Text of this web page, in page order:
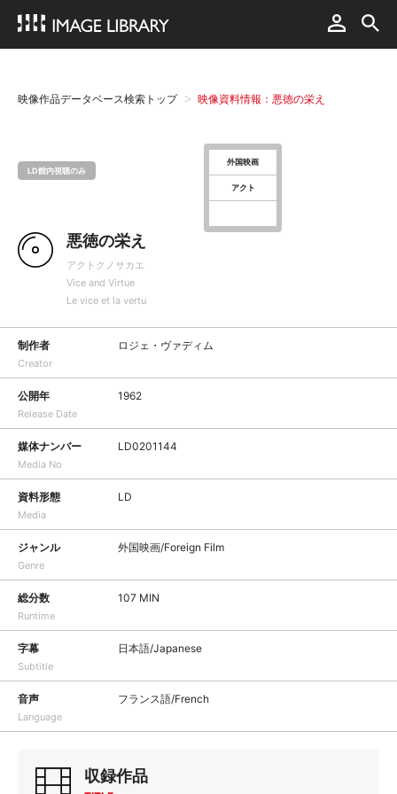
映像作品データベース検索トップ 映像資料情報：悪徳の栄え
LD館内視聴のみ
外国映画
アクト
悪徳の栄え
アクトクノサカエ
Vice and Virtue
Le vice et la vertu
制作者
Creator
ロジェ・ヴァディム
公開年
Release Date
1962
媒体ナンバー
Media No
LD0201144
資料形態
Media
LD
ジャンル
Genre
外国映画/Foreign Film
総分数
Runtime
107 MIN
字幕
Subtitle
日本語/Japanese
音声
Language
フランス語/French
収録作品